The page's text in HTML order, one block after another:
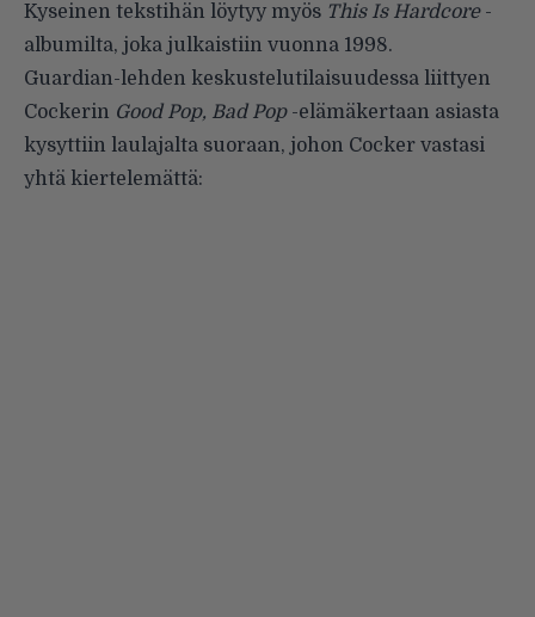
Kyseinen tekstihän löytyy myös This Is Hardcore-
albumilta, joka julkaistiin vuonna 1998.
Guardian-lehden keskustelutilaisuudessa liittyen
Cockerin Good Pop, Bad Pop-elämäkertaan asiasta
kysyttiin laulajalta suoraan, johon Cocker vastasi
yhtä kiertelemättä: